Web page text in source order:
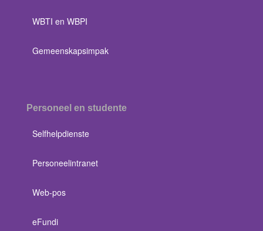
WBTI en WBPI
Gemeenskapsimpak
Personeel en studente
Selfhelpdienste
Personeelintranet
Web-pos
eFundi